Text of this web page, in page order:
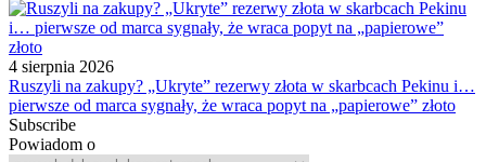
4 sierpnia 2026
Ruszyli na zakupy? „Ukryte” rezerwy złota w skarbcach Pekinu i…
pierwsze od marca sygnały, że wraca popyt na „papierowe” złoto
Subscribe
Powiadom o